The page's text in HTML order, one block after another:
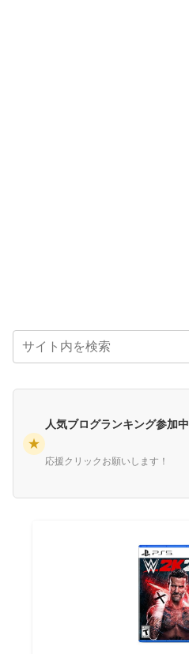
★
人気ブログランキング参加中
応援クリックお願いします！